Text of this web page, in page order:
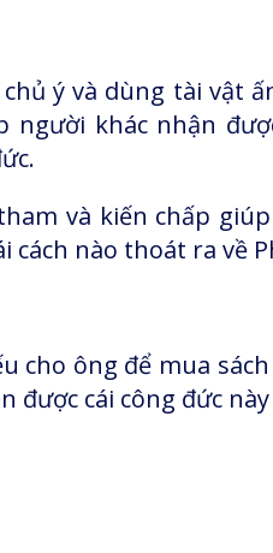
ý và dùng tài vật
người khác nhận
và kiến chấp
cách nào thoát ra về
cho ông để mua
cái công đức